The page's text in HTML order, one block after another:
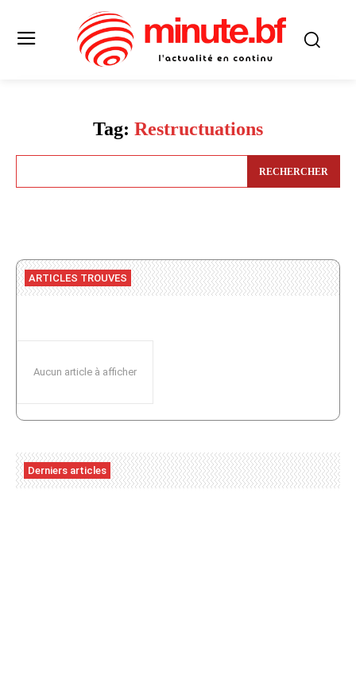
Tag: Restructuations
RECHERCHER
ARTICLES TROUVES
Aucun article à afficher
Derniers articles